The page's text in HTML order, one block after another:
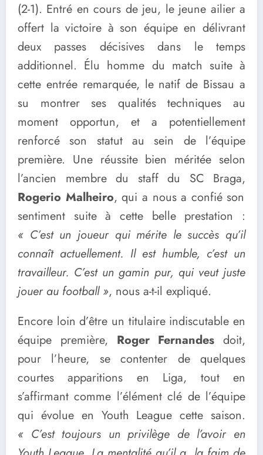
(2-1). Entré en cours de jeu, le jeune ailier a
offert la victoire à son équipe en délivrant
deux passes décisives dans le temps
additionnel. Élu homme du match suite à
cette entrée remarquée, le natif de Bissau a
su montrer ses qualités techniques au
moment opportun, et a potentiellement
renforcé son statut au sein de l’équipe
première. Une réussite bien méritée selon
l’ancien membre du staff du SC Braga,
Rogerio Malheiro, qui a nous a confié son
sentiment suite à cette belle prestation :
« C’est un joueur qui mérite le succès qu’il
connaît actuellement. Il est humble, c’est un
travailleur. C’est un gamin pur, qui veut juste
jouer au football », nous a-t-il expliqué.
Encore loin d’être un titulaire indiscutable en
équipe première, Roger Fernandes doit,
pour l’heure, se contenter de quelques
courtes apparitions en Liga, tout en
s’affirmant comme l’élément clé de l’équipe
qui évolue en Youth League cette saison.
« C’est toujours un privilège de l’avoir en